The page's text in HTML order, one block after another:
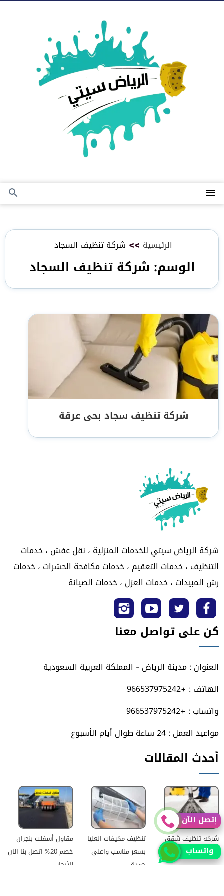
القائمة
بحث
الرئيسية >> شركة تنظيف السجاد
الوسم: شركة تنظيف السجاد
شركة تنظيف سجاد بحى عرقة
شركة الرياض سيتي للخدمات المنزلية ، نقل عفش ، خدمات
التنظيف ، خدمات التعقيم ، خدمات مكافحة الحشرات ، خدمات
رش المبيدات ، خدمات العزل ، خدمات الصيانة
تابعنا
على
فيسبوك
تابعنا
على
تويتر
تابعنا
على
يوتيوب
تابعنا
على
انستجرام
كن على تواصل معنا
العنوان : مدينة الرياض - المملكة العربية السعودية
الهاتف : +966537975242
واتساب : +966537975242
مواعيد العمل : 24 ساعة طوال أيام الأسبوع
أحدث المقالات
شركة تنظيف شقق
بالرياض بخصم 20%
تنظيف مكيفات العليا
بسعر مناسب واعلي
جودة
مقاول أسفلت بنجران
خصم 20% اتصل بنا الان
للأيجار
إتصل الآن
واتساب